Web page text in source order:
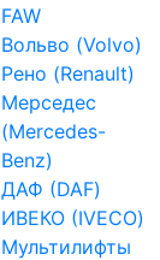
FAW
Вольво (Volvo)
Рено (Renault)
Мерседес
(Mercedes-
Benz)
ДАФ (DAF)
ИВЕКО (IVECO)
Мультилифты